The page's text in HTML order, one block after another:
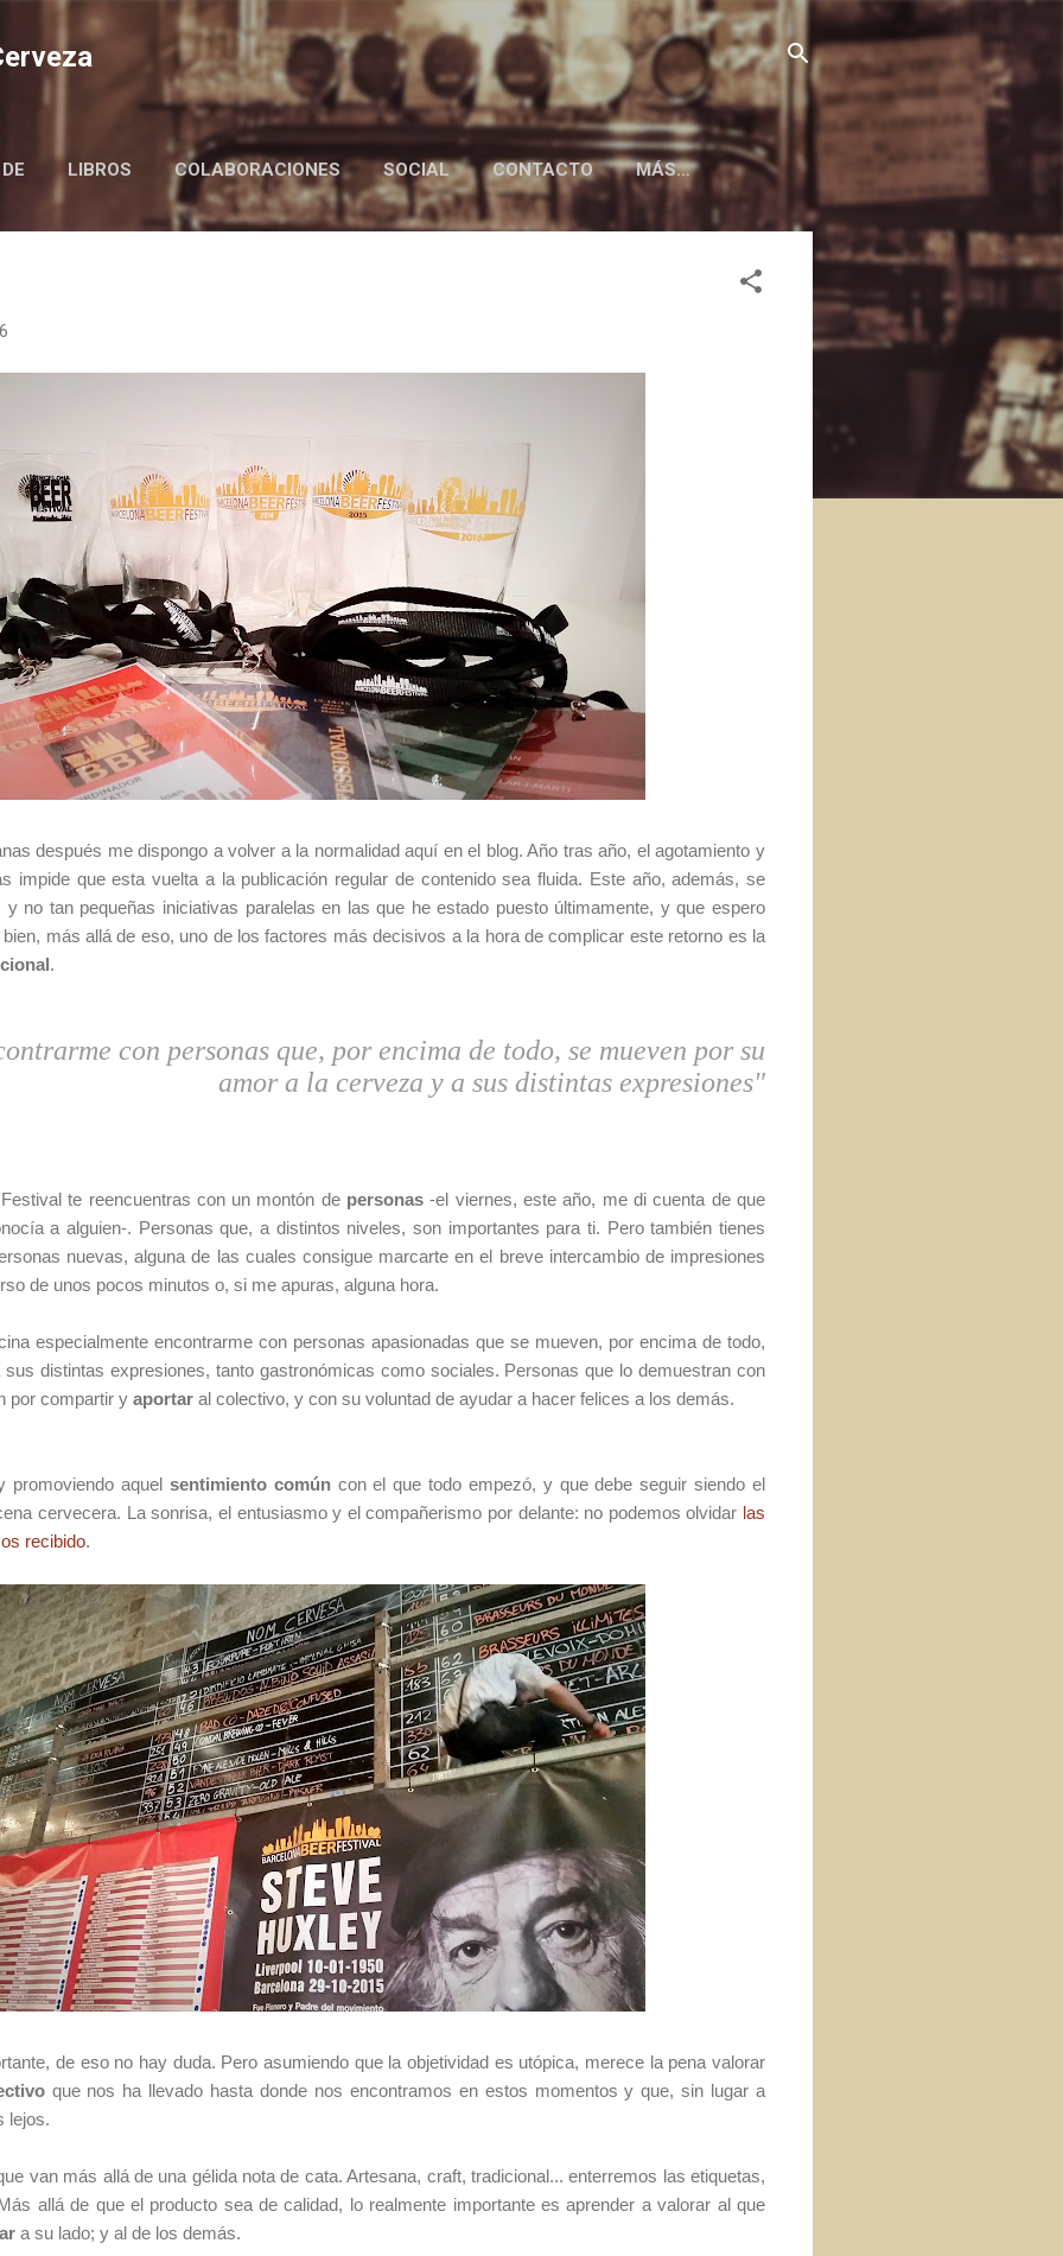
Ir al contenido principal
LIBROS COLABORACIONES SOCIAL CONTACTO MÁS…
BIRRAIRE IN ENGLISH
después me dispongo a volver a la normalidad aquí en el blog. Año tras año, el agotamiento y
impide que esta vuelta a la publicación regular de contenido sea fluida. Este año, además, se
no tan pequeñas iniciativas paralelas en las que he estado puesto últimamente, y que espero
más allá de eso, uno de los factores más decisivos a la hora de complicar este retorno es la
.
con personas que, por encima de todo, se mueven por su
amor a la cerveza y a sus distintas expresiones"
te reencuentras con un montón de personas -el viernes, este año, me di cuenta de que
a alguien-. Personas que, a distintos niveles, son importantes para ti. Pero también tienes
nuevas, alguna de las cuales consigue marcarte en el breve intercambio de impresiones
de unos pocos minutos o, si me apuras, alguna hora.
especialmente encontrarme con personas apasionadas que se mueven, por encima de todo,
sus distintas expresiones, tanto gastronómicas como sociales. Personas que lo demuestran con
por compartir y aportar al colectivo, y con su voluntad de ayudar a hacer felices a los demás.
promoviendo aquel sentimiento comúncon el que todo empezó, y que debe seguir siendo el
cervecera. La sonrisa, el entusiasmo y el compañerismo por delante: no podemos olvidar las
recibido.
de eso no hay duda. Pero asumiendo que la objetividad es utópica, merece la pena valorar
que nos ha llevado hasta donde nos encontramos en estos momentos y que, sin lugar a
lejos.
van más allá de una gélida nota de cata. Artesana, craft, tradicional... enterremos las etiquetas,
allá de que el producto sea de calidad, lo realmente importante es aprender a valorar al que
a su lado; y al de los demás.